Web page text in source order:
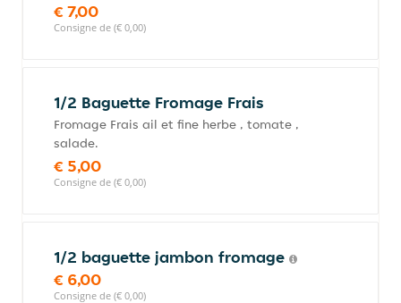
€ 7,00
Consigne de (€ 0,00)
1/2 Baguette Fromage Frais
Fromage Frais ail et fine herbe , tomate ,
salade.
€ 5,00
Consigne de (€ 0,00)
1/2 baguette jambon fromage
€ 6,00
Consigne de (€ 0,00)